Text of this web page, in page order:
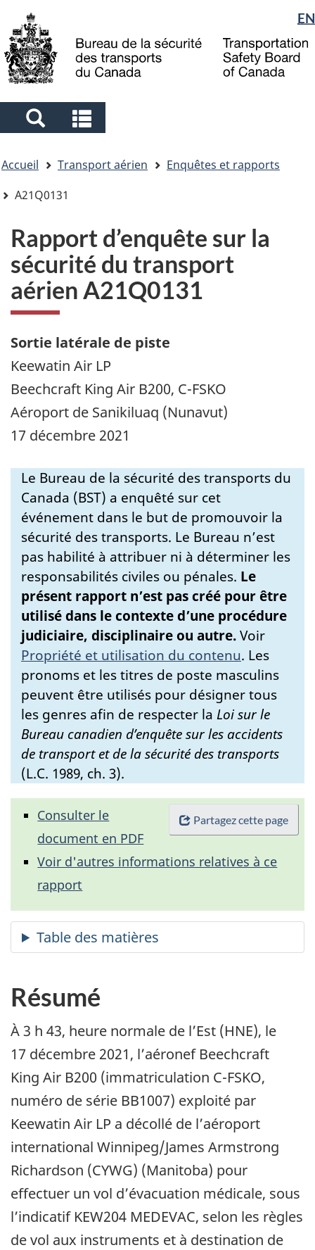
to
main
to
"About
government"
à
la
Sélection
de
la
langue
EN
Search
and
menus
and
menus
êtes
ici
Accueil Transport aérien
Enquêtes et rapports
A21Q0131
Rapport d’enquête sur la
sécurité du transport
aérien A21Q0131
Sortie latérale de piste
Keewatin Air LP
Beechcraft King Air B200, C-FSKO
Aéroport de Sanikiluaq (Nunavut)
17 décembre 2021
Le Bureau de la sécurité des transports du
Canada (BST) a enquêté sur cet
événement dans le but de promouvoir la
sécurité des transports. Le Bureau n’est
pas habilité à attribuer ni à déterminer les
responsabilités civiles ou pénales. Le
présent rapport n’est pas créé pour être
utilisé dans le contexte d’une procédure
judiciaire, disciplinaire ou autre.Voir
Propriété et utilisation du contenu. Les
pronoms et les titres de poste masculins
peuvent être utilisés pour désigner tous
les genres afin de respecter la Loi sur le
Bureau canadien d’enquête sur les accidents
de transport et de la sécurité des transports
(L.C. 1989, ch. 3).
Partagez cette page
Consulter le
document en PDF
Voir d'autres informations relatives à ce
rapport
Résumé
À 3 h 43, heure normale de l’Est (HNE), le
17 décembre 2021, l’aéronef Beechcraft
King Air B200 (immatriculation C-FSKO,
numéro de série BB1007) exploité par
Keewatin Air LP a décollé de l’aéroport
international Winnipeg/James Armstrong
Richardson (CYWG) (Manitoba) pour
effectuer un vol d’évacuation médicale, sous
l’indicatif KEW204 MEDEVAC, selon les règles
de vol aux instruments et à destination de